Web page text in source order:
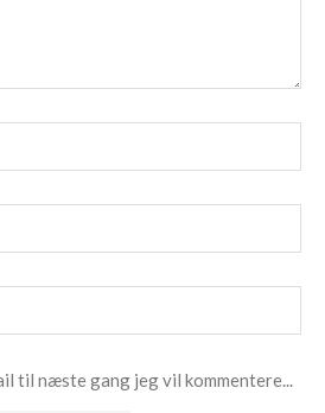
til næste gang jeg vil kommentere...